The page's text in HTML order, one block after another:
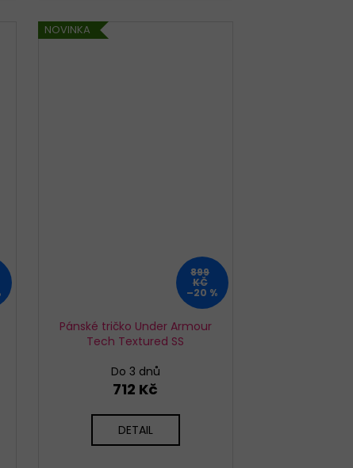
NOVINKA
899
KČ
–20 %
Pánské tričko Under Armour
Tech Textured SS
Do 3 dnů
712 Kč
DETAIL